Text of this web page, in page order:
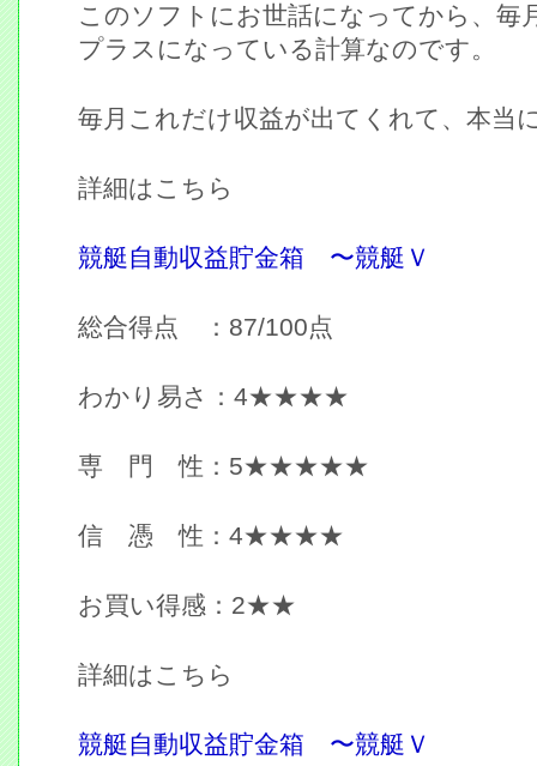
このソフトにお世話になってから、毎
プラスになっている計算なのです。
毎月これだけ収益が出てくれて、本当
詳細はこちら
競艇自動収益貯金箱 〜競艇Ｖ
総合得点 ：87/100点
わかり易さ：4★★★★
専 門 性：5★★★★★
信 憑 性：4★★★★
お買い得感：2★★
詳細はこちら
競艇自動収益貯金箱 〜競艇Ｖ